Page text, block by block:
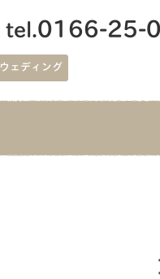
tel.0166-25-
ウェディング